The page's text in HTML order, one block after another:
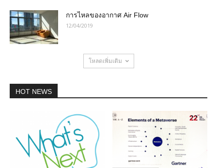
การไหลของอากาศ Air Flow
12/04/2019
โหลดเพิ่มเติม
HOT NEWS